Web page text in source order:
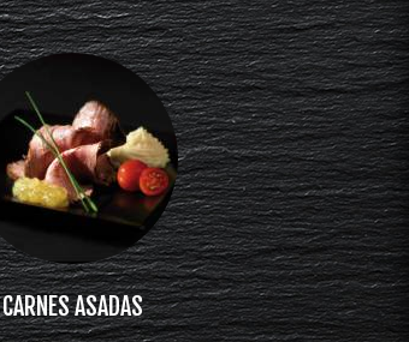
CARNES ASADAS